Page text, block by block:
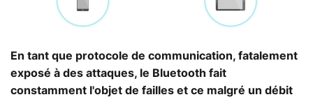
En tant que protocole de communication, fatalement
exposé à des attaques, le Bluetooth fait
constamment l'objet de failles et ce malgré un débit